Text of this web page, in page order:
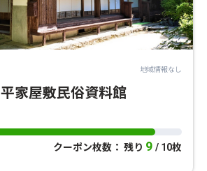
地域情報なし
平家屋敷民俗資料館
クーポン枚数： 残り 9 / 10枚